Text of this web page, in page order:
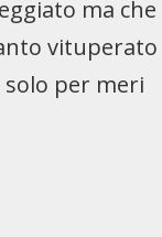
ma che
vituperato
solo per meri